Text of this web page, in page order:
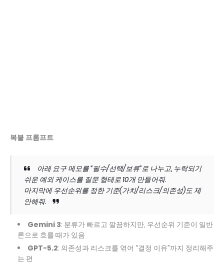
복붙 프롬프트
아래 요구 메모를 “필수/선택/보류”로 나누고, 누락되기
쉬운 예외 케이스를 질문 형태로 10개 만들어줘.
마지막에 우선순위를 정한 기준(가치/리스크/의존성)도 제
안해줘.
Gemini 3: 분류가 빠르고 깔끔하지만, 우선순위 기준이 일반
론으로 흐를 때가 있음
GPT-5.2: 의존성과 리스크를 엮어 “결정 이유”까지 정리해주
는 편